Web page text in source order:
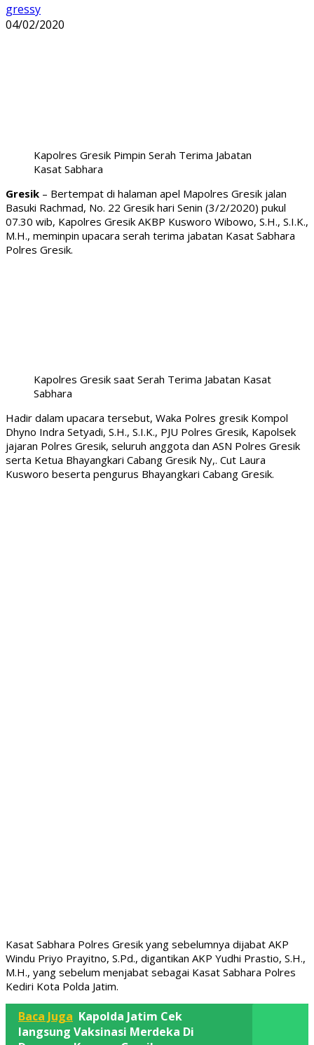
gressy
04/02/2020
Kapolres Gresik Pimpin Serah Terima Jabatan
Kasat Sabhara
Gresik – Bertempat di halaman apel Mapolres Gresik jalan
Basuki Rachmad, No. 22 Gresik hari Senin (3/2/2020) pukul
07.30 wib, Kapolres Gresik AKBP Kusworo Wibowo, S.H., S.I.K.,
M.H., meminpin upacara serah terima jabatan Kasat Sabhara
Polres Gresik.
Kapolres Gresik saat Serah Terima Jabatan Kasat
Sabhara
Hadir dalam upacara tersebut, Waka Polres gresik Kompol
Dhyno Indra Setyadi, S.H., S.I.K., PJU Polres Gresik, Kapolsek
jajaran Polres Gresik, seluruh anggota dan ASN Polres Gresik
serta Ketua Bhayangkari Cabang Gresik Ny,. Cut Laura
Kusworo beserta pengurus Bhayangkari Cabang Gresik.
Kasat Sabhara Polres Gresik yang sebelumnya dijabat AKP
Windu Priyo Prayitno, S.Pd., digantikan AKP Yudhi Prastio, S.H.,
M.H., yang sebelum menjabat sebagai Kasat Sabhara Polres
Kediri Kota Polda Jatim.
Baca Juga Kapolda Jatim Cek
langsung Vaksinasi Merdeka Di